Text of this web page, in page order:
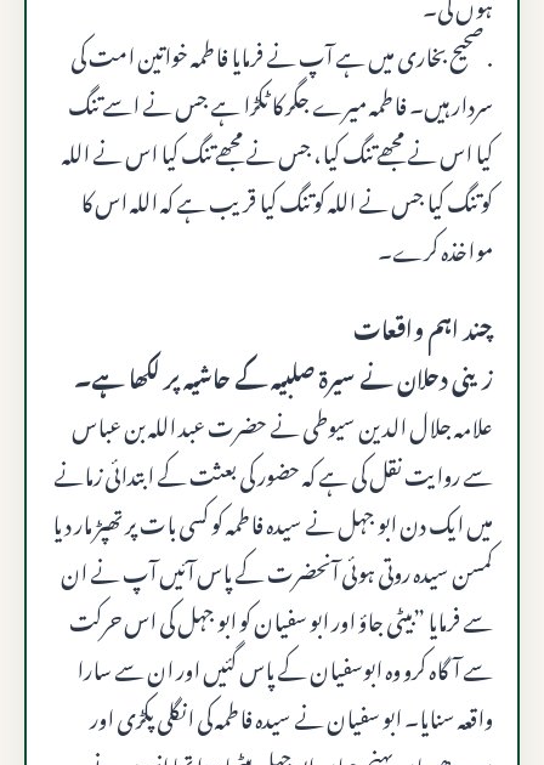
. صحیح بخاری میں ہے آپ نے فرمایا فاطمہ خواتین امت کی
سردار ہیں۔ فاطمہ میرے جگر کا ٹکڑا ہے جس نے اسے تنگ
کیا اس نے مجھے تنگ کیا، جس نے مجھے تنگ کیا اس نے الله
کو تنگ کیا جس نے الله کو تنگ کیا قریب ہے کہ الله اس کا
مواخذہ کرے۔
چند اہم واقعات
زینی دحلان نے سیرۃ صلبیہ کے حاشیہ پر لکھا ہے۔
علامہ جلال الدین سیوطی نے حضرت عبد اللہ بن عباس
سے روایت نقل کی ہے کہ حضور کی بعثت کے ابتدائی زمانے
میں ایک دن ابو جہل نے سیدہ فاطمہ کو کسی بات پر تھپڑ مار دیا
کمسن سیدہ روتی ہوئی آنحضرت کے پاس آئیں آپ نے ان
سے فرمایا ”بیٹی جاؤ اور ابو سفیان کو ابو جہل کی اس حرکت
سے آگاہ کرو وہ ابوسفیان کے پاس گئیں اور ان سے سارا
واقعہ سنایا۔ ابو سفیان نے سیدہ فاطمہ کی انگلی پکڑی اور